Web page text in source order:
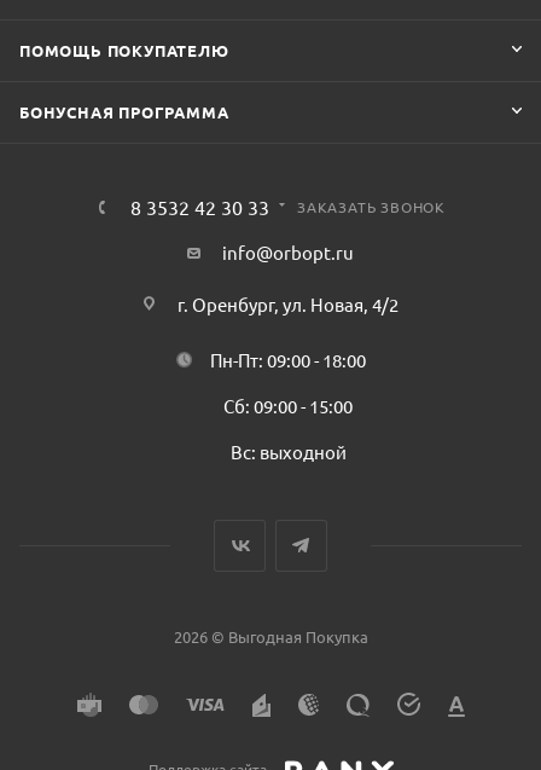
ПОМОЩЬ ПОКУПАТЕЛЮ
БОНУСНАЯ ПРОГРАММА
8 3532 42 30 33 ЗАКАЗАТЬ ЗВОНОК
info@orbopt.ru
г. Оренбург, ул. Новая, 4/2
Пн-Пт: 09:00 - 18:00
Сб: 09:00 - 15:00
Вс: выходной
2026 © Выгодная Покупка